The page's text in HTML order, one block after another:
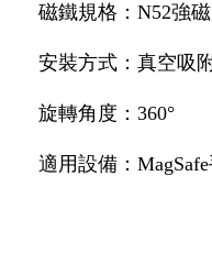
磁鐵規格：N52強磁
安裝方式：真空吸
旋轉角度：360°
適用設備：